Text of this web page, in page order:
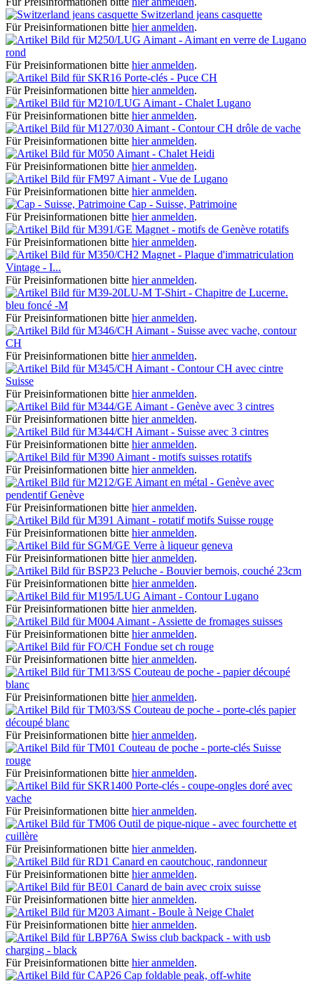
Switzerland jeans casquette
Für Preisinformationen bitte hier anmelden.
Aimant - Aimant en verre de Lugano
rond
Für Preisinformationen bitte hier anmelden.
Porte-clés - Puce CH
Für Preisinformationen bitte hier anmelden.
Aimant - Chalet Lugano
Für Preisinformationen bitte hier anmelden.
Aimant - Contour CH drôle de vache
Für Preisinformationen bitte hier anmelden.
Aimant - Chalet Heidi
Für Preisinformationen bitte hier anmelden.
Aimant - Vue de Lugano
Für Preisinformationen bitte hier anmelden.
Cap - Suisse, Patrimoine
Für Preisinformationen bitte hier anmelden.
Magnet - motifs de Genève rotatifs
Für Preisinformationen bitte hier anmelden.
Magnet - Plaque d'immatriculation
Vintage - I...
Für Preisinformationen bitte hier anmelden.
T-Shirt - Chapitre de Lucerne.
bleu foncé -M
Für Preisinformationen bitte hier anmelden.
Aimant - Suisse avec vache, contour
CH
Für Preisinformationen bitte hier anmelden.
Aimant - Contour CH avec cintre
Suisse
Für Preisinformationen bitte hier anmelden.
Aimant - Genève avec 3 cintres
Für Preisinformationen bitte hier anmelden.
Aimant - Suisse avec 3 cintres
Für Preisinformationen bitte hier anmelden.
Aimant - motifs suisses rotatifs
Für Preisinformationen bitte hier anmelden.
Aimant en métal - Genève avec
pendentif Genève
Für Preisinformationen bitte hier anmelden.
Aimant - rotatif motifs Suisse rouge
Für Preisinformationen bitte hier anmelden.
Verre à liqueur geneva
Für Preisinformationen bitte hier anmelden.
Peluche - Bouvier bernois, couché 23cm
Für Preisinformationen bitte hier anmelden.
Aimant - Contour Lugano
Für Preisinformationen bitte hier anmelden.
Aimant - Assiette de fromages suisses
Für Preisinformationen bitte hier anmelden.
Fondue set ch rouge
Für Preisinformationen bitte hier anmelden.
Couteau de poche - papier découpé
blanc
Für Preisinformationen bitte hier anmelden.
Couteau de poche - porte-clés papier
découpé blanc
Für Preisinformationen bitte hier anmelden.
Couteau de poche - porte-clés Suisse
rouge
Für Preisinformationen bitte hier anmelden.
Porte-clés - coupe-ongles doré avec
vache
Für Preisinformationen bitte hier anmelden.
Outil de pique-nique - avec fourchette et
cuillère
Für Preisinformationen bitte hier anmelden.
Canard en caoutchouc, randonneur
Für Preisinformationen bitte hier anmelden.
Canard de bain avec croix suisse
Für Preisinformationen bitte hier anmelden.
Aimant - Boule à Neige Chalet
Für Preisinformationen bitte hier anmelden.
Swiss club backpack - with usb
charging - black
Für Preisinformationen bitte hier anmelden.
Cap foldable peak, off-white